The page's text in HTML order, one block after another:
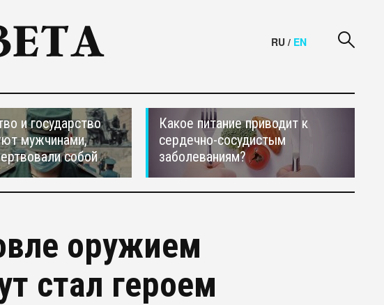
RU / EN
и государство
мужчинами,
собой
Какое питание приводит к
сердечно-сосудистым
заболеваниям?
оружием
стал героем